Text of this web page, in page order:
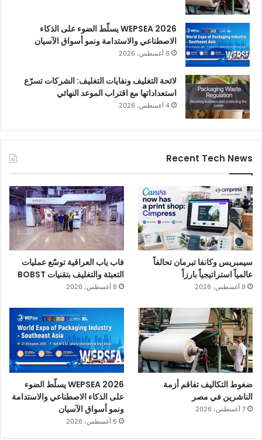
WEPSEA 2026 يسلّط الضوء على الذكاء
الاصطناعي والاستدامة ونمو أسواق الآسيان
6 أغسطس، 2026
لائحة التغليف ونفايات التغليف: الشركات تسرّع
استعداداتها مع اقتراب الموعد النهائي
4 أغسطس، 2026
Recent Tech News
سيمبريس وكانفا تبرمان تحالفاً
عالمياً استراتيجياً بارزاً
9 أغسطس، 2026
فاب ياب العراقية توسّع عمليات
التعبئة والتغليف بتقنيات BOBST
8 أغسطس، 2026
ضغوط التكاليف تفاقم أزمة
الناشرين في مصر
7 أغسطس، 2026
WEPSEA 2026 يسلّط الضوء
على الذكاء الاصطناعي والاستدامة
ونمو أسواق الآسيان
6 أغسطس، 2026